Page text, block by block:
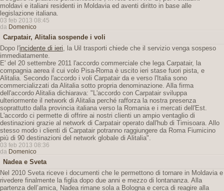
moldavi e italiani residenti in Moldavia ed aventi diritto in base alle
legislazione italiana.
03 feb 2013 08:45
da Domenico
Carpatair, Alitalia sospende i voli
Dopo l'incidente di ieri, la Uil trasporti chiede che il servizio venga sospeso
immediatamente.
E' del 20 settembre 2011 l'accordo commerciale che lega Carpatair, la
compagnia aerea il cui volo Pisa-Roma è uscito ieri stase fuori pista, e
Alitalia. Secondo l'accordo i voli Carpatair da e verso l'Italia sono
commercializzati da Alitalia sotto propria denominazione. Alla firma
dell'accordo Alitalia dichiarava: "L'accordo con Carpatair sviluppa
ulteriormente il network di Alitalia perché rafforza la nostra presenza
soprattutto dalla provincia italiana verso la Romania e i mercati dell'Est.
L'accordo ci permette di offrire ai nostri clienti un ampio ventaglio di
destinazioni grazie al network di Carpatair operato dall'hub di Timisoara. Allo
stesso modo i clienti di Carpatair potranno raggiungere da Roma Fiumicino
più di 90 destinazioni del network globale di Alitalia".
03 feb 2013 08:36
da Domenico
Nadea e Sveta
Nel 2010 Sveta riceve i documenti che le permettono di tornare in Moldavia e
rivedere finalmente la figlia dopo due anni e mezzo di lontananza. Alla
partenza dell’amica, Nadea rimane sola a Bologna e cerca di reagire alla